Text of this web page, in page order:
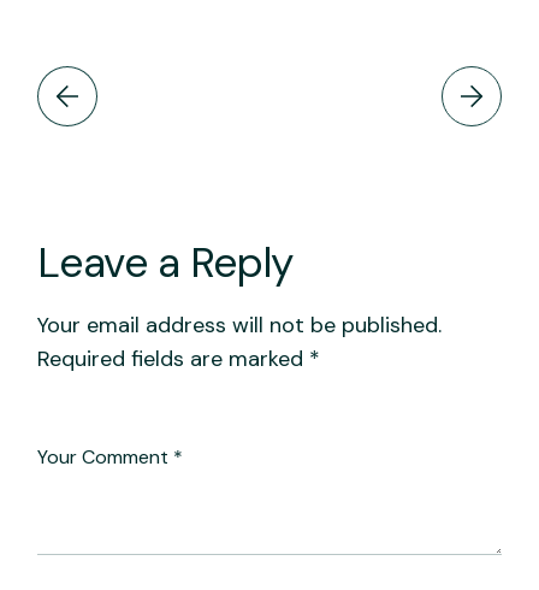
Leave a Reply
Your email address will not be published.
Required fields are marked *